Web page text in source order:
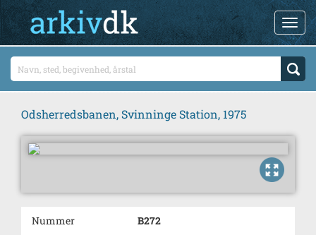
Odsherredsbanen, Svinninge Station, 1975
Nummer
B272